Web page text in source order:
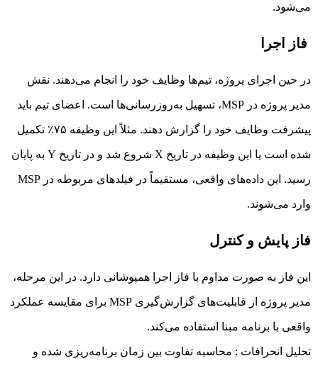
می‌شود.
فاز اجرا
در حین اجرای پروژه، تیم‌ها وظایف خود را انجام می‌دهند. نقش
مدیر پروژه در MSP، تسهیل به‌روزرسانی‌ها است. اعضای تیم باید
پیشرفت وظایف خود را گزارش دهند. مثلاً این وظیفه ۷۵٪ تکمیل
شده است یا این وظیفه در تاریخ X شروع شد و در تاریخ Y به پایان
رسید. این داده‌های واقعی، مستقیماً در فیلدهای مربوطه در MSP
وارد می‌شوند.
فاز پایش و کنترل
این فاز به صورت مداوم با فاز اجرا همپوشانی دارد. در این مرحله،
مدیر پروژه از قابلیت‌های گزارش‌گیری MSP برای مقایسه عملکرد
واقعی با برنامه مبنا استفاده می‌کند.
تحلیل انحرافات : محاسبه تفاوت بین زمان برنامه‌ریزی شده و